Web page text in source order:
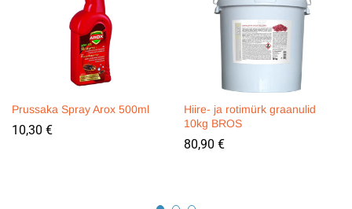
Prussaka Spray Arox 500ml
10,30 €
Hiire- ja rotimürk graanulid
10kg BROS
80,90 €